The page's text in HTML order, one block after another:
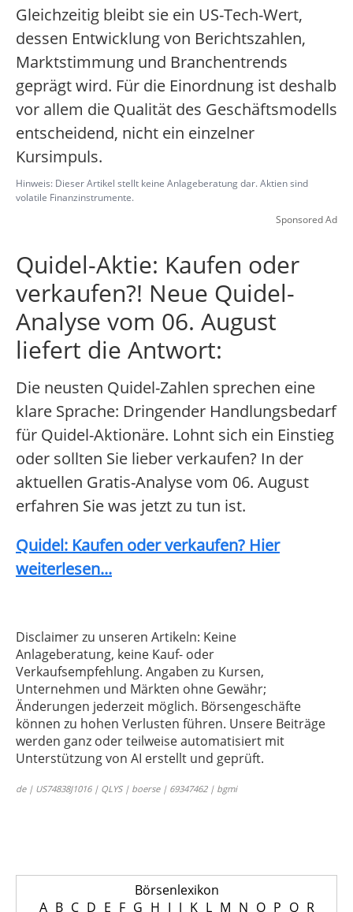
Gleichzeitig bleibt sie ein US-Tech-Wert,
dessen Entwicklung von Berichtszahlen,
Marktstimmung und Branchentrends
geprägt wird. Für die Einordnung ist deshalb
vor allem die Qualität des Geschäftsmodells
entscheidend, nicht ein einzelner
Kursimpuls.
Hinweis: Dieser Artikel stellt keine Anlageberatung dar. Aktien sind
volatile Finanzinstrumente.
Sponsored Ad
Quidel-Aktie: Kaufen oder
verkaufen?! Neue Quidel-
Analyse vom 06. August
liefert die Antwort:
Die neusten Quidel-Zahlen sprechen eine
klare Sprache: Dringender Handlungsbedarf
für Quidel-Aktionäre. Lohnt sich ein Einstieg
oder sollten Sie lieber verkaufen? In der
aktuellen Gratis-Analyse vom 06. August
erfahren Sie was jetzt zu tun ist.
Quidel: Kaufen oder verkaufen? Hier
weiterlesen...
Disclaimer zu unseren Artikeln: Keine
Anlageberatung, keine Kauf- oder
Verkaufsempfehlung. Angaben zu Kursen,
Unternehmen und Märkten ohne Gewähr;
Änderungen jederzeit möglich. Börsengeschäfte
können zu hohen Verlusten führen. Unsere Beiträge
werden ganz oder teilweise automatisiert mit
Unterstützung von AI erstellt und geprüft.
de | US74838J1016 | QLYS | boerse | 69347462 | bgmi
Börsenlexikon
A B C D E F G H I J K L M N O P Q R